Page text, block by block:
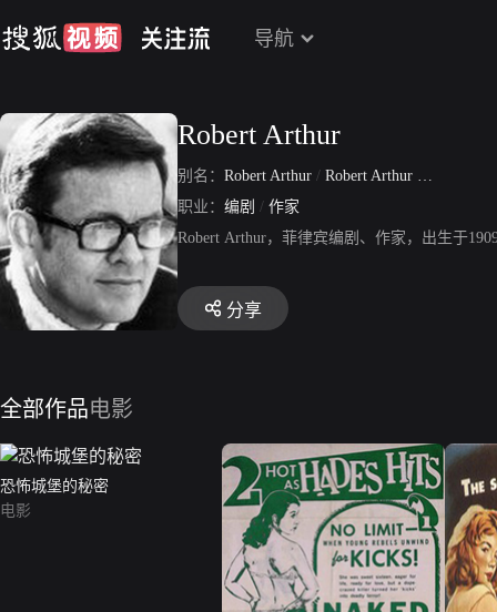
导航
Robert Arthur
别名： Robert Arthur / Robert Arthur Feder
职业： 编剧 / 作家
Robert Arthur，菲律宾编剧、作家，出生于
分享
全部作品电影
恐怖城堡的秘密
电影